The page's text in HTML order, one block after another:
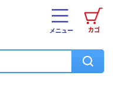
カゴ
メニュー